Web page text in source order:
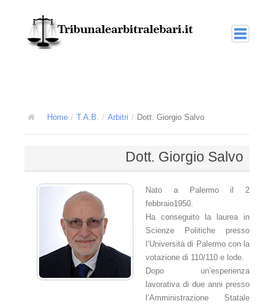
L'arbitrato interno o nazionale
L'arbitrato nel diritto internazionale
L'arbitrato amministrato TAB
Collegi multidisciplinari
Gli arbitri
Home / T.A.B. / Arbitri / Dott. Giorgio Salvo
Dott. Giorgio Salvo
Nato a Palermo il 2
febbraio1950.
Ha conseguito la laurea in
Scienze Politiche presso
l’Università di Palermo con la
votazione di 110/110 e lode.
Dopo un’esperienza
lavorativa di due anni presso
l’Amministrazione Statale